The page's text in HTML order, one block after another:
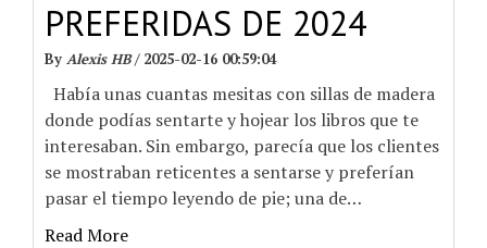
PREFERIDAS DE 2024
By Alexis HB/ 2025-02-16 00:59:04
Había unas cuantas mesitas con sillas de madera
donde podías sentarte y hojear los libros que te
interesaban. Sin embargo, parecía que los clientes
se mostraban reticentes a sentarse y preferían
pasar el tiempo leyendo de pie; una de…
Read More